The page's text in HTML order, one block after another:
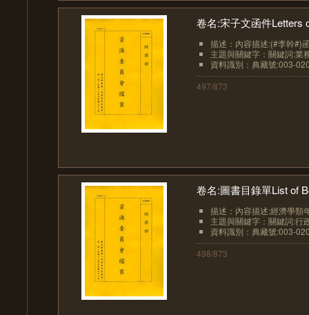
卷名:宋子文函件Letters
描述：內容描述:{#李幹#}
主題與關鍵字：關鍵詞:業
資料識別：典藏號:003-
497/873
卷名:圖書目錄單List of
描述：內容描述:經濟學類
主題與關鍵字：關鍵詞:行
資料識別：典藏號:003-
498/873